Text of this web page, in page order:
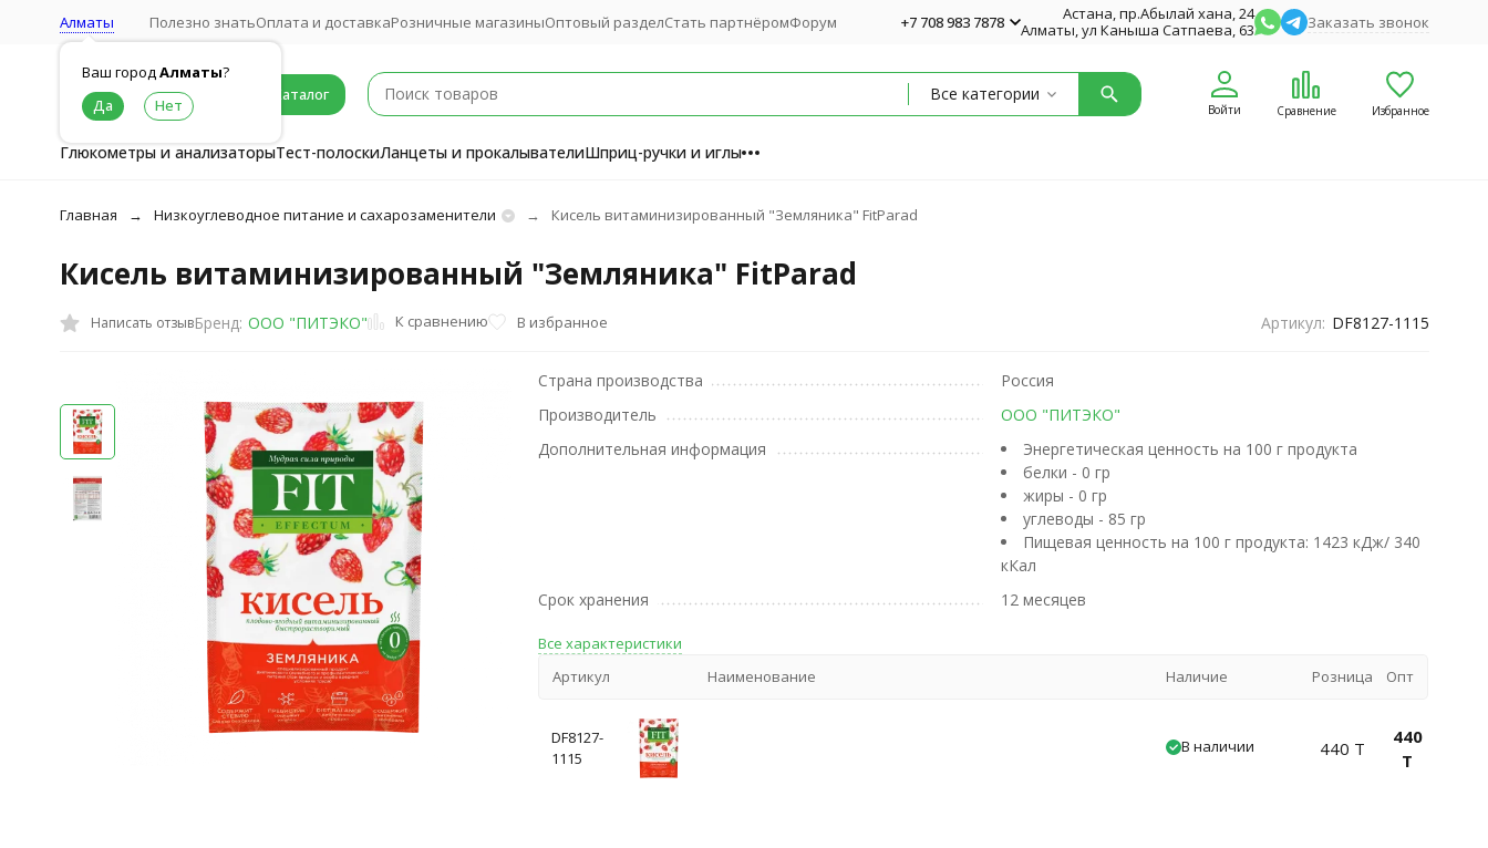
Алматы
Ваш город Алматы?
Полезно знатьОплата и доставкаРозничные магазиныОптовый разделСтать партнёромФорум +7 708 983 7878
Астана, пр.Абылай хана, 24
Алматы, ул Каныша Сатпаева, 63
Заказать звонок
Каталог Все категории
Войти Сравнение Избранное
Глюкометры и анализаторыТест-полоскиЛанцеты и прокалывателиШприц-ручки и иглы
Главная Низкоуглеводное питание и сахарозаменители Кисель витаминизированный "Земляника" FitParad
Кисель витаминизированный "Земляника" FitParad
Написать отзывБренд: ООО "ПИТЭКО" К сравнению В избранное Артикул: DF8127-1115
Страна производства
Россия
Производитель
ООО "ПИТЭКО"
Дополнительная информация
Энергетическая ценность на 100 г продукта
белки - 0 гр
жиры - 0 гр
углеводы - 85 гр
Пищевая ценность на 100 г продукта: 1423 кДж/ 340
кКал
Срок хранения
12 месяцев
Все характеристики
Артикул
Наименование Наличие Розница Опт
DF8127-
1115
В наличии 440 T
440
T